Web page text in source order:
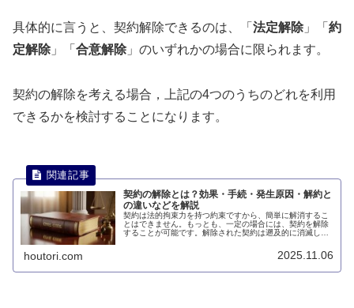
具体的に言うと、契約解除できるのは、「 法定解除」「 約
定解除」「 合意解除」のいずれかの場合に限られます。
契約の解除を考える場合，上記の4つのうちのどれを利用
できるかを検討することになります。
契約の解除とは？効果・手続・発生原因・解約と
の違いなどを解説
契約は法的拘束力を持つ約束ですから、簡単に解消するこ
とはできません。もっとも、一定の場合には、契約を解除
することが可能です。解除された契約は遡及的に消滅しま
houtori.com 2025.11.06